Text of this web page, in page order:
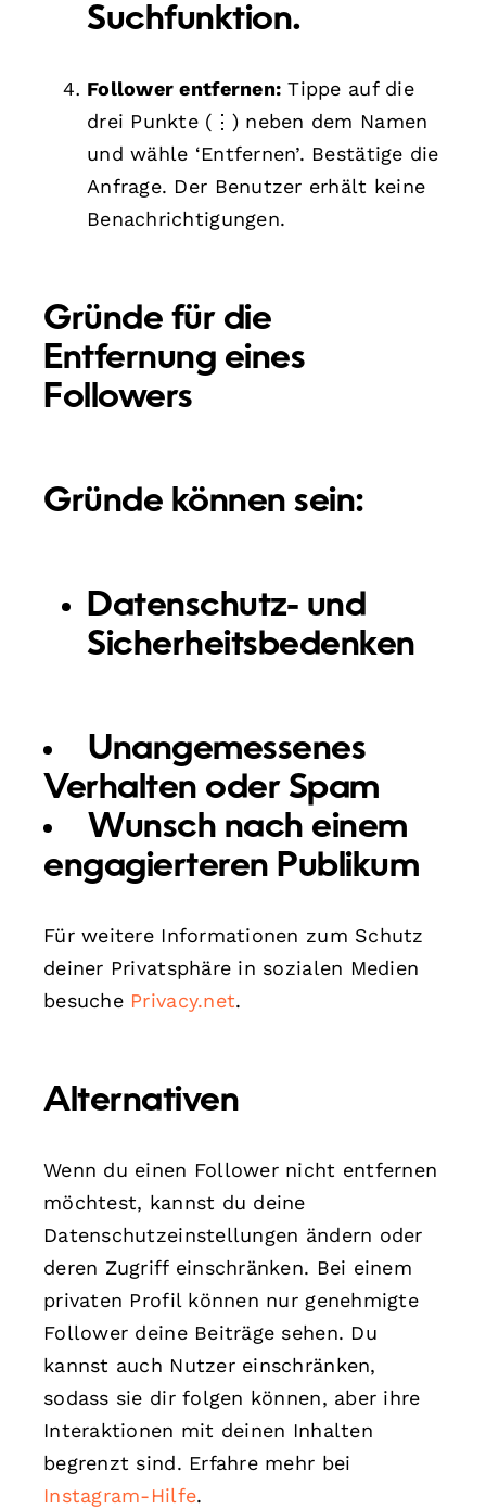
Suchfunktion.
Follower entfernen: Tippe auf die
drei Punkte (⋮) neben dem Namen
und wähle ‘Entfernen’. Bestätige die
Anfrage. Der Benutzer erhält keine
Benachrichtigungen.
Gründe für die
Entfernung eines
Followers
Gründe können sein:
Datenschutz- und
Sicherheitsbedenken
Unangemessenes
Verhalten oder Spam
Wunsch nach einem
engagierteren Publikum
Für weitere Informationen zum Schutz
deiner Privatsphäre in sozialen Medien
besuche Privacy.net.
Alternativen
Wenn du einen Follower nicht entfernen
möchtest, kannst du deine
Datenschutzeinstellungen ändern oder
deren Zugriff einschränken. Bei einem
privaten Profil können nur genehmigte
Follower deine Beiträge sehen. Du
kannst auch Nutzer einschränken,
sodass sie dir folgen können, aber ihre
Interaktionen mit deinen Inhalten
begrenzt sind. Erfahre mehr bei
Instagram-Hilfe.